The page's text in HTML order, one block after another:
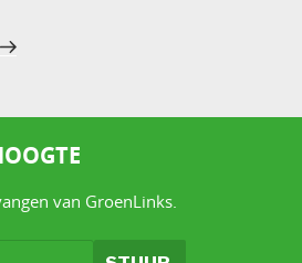
van GroenLinks.